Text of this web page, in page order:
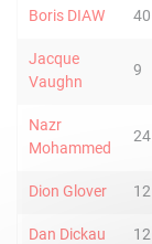
Boris DIAW 40
Jacque
Vaughn
9
Nazr
Mohammed
24
Dion Glover 12
Dan Dickau 12